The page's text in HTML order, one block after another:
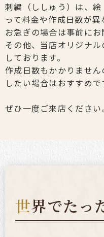
刺繍（ししゅう）は、
って料金や作成日数が異
お急ぎの場合は事前にお
その他、当店オリジナ
しております。
作成日数もかかりませ
したい場合はおすすめで
ぜひ一度ご来店ください。
世界でたっ